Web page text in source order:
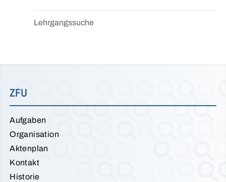
Lehrgangssuche
ZFU
Aufgaben
Organisation
Aktenplan
Kontakt
Historie